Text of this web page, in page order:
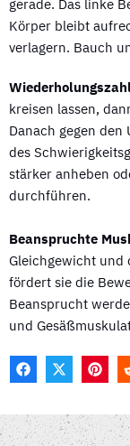
gerade. Das linke
Körper bleibt
verlagern. Bauch
kreisen lassen,
Danach gegen
des
stärker anheben
durchführen.
Beanspruchte
Gleichgewicht und
fördert sie die
Beansprucht
und
F
E
B
W
I
P
T
E